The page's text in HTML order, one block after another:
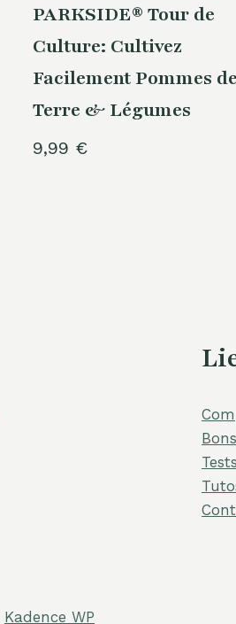
PARKSIDE® Tour de
Culture: Cultivez
Facilement Pommes de
Terre & Légumes
9,99 €
Kadence WP